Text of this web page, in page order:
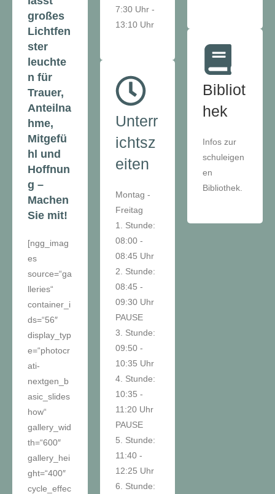
7:30 Uhr -
13:10 Uhr
Unterr
ichtsz
eiten
Montag -
Freitag
1. Stunde:
08:00 -
08:45 Uhr
2. Stunde:
08:45 -
09:30 Uhr
PAUSE
3. Stunde:
09:50 -
10:35 Uhr
4. Stunde:
10:35 -
11:20 Uhr
PAUSE
5. Stunde:
11:40 -
12:25 Uhr
6. Stunde:
großes
Lichtfen
ster
leuchte
n für
Trauer,
Anteilna
hme,
Mitgefü
hl und
Hoffnun
g –
Machen
Sie mit!
[ngg_imag
es
source=“ga
lleries“
container_i
ds=“56″
display_typ
e=“photocr
ati-
nextgen_b
asic_slides
how“
gallery_wid
th=“600″
gallery_hei
ght=“400″
cycle_effec
Bibliot
hek
Infos zur
schuleigen
en
Bibliothek.